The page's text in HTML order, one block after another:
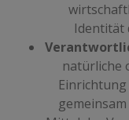
Identität
natürliche